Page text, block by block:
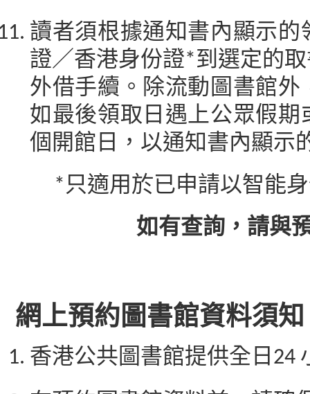
讀者須根據通知書內顯示
證／香港身份證*到選定的
外借手續。除流動圖書館
如最後領取日遇上公眾假
個開館日，以通知書內顯示
*只適用於已申請以智能身
如有查詢，請與
網上預約圖書館資料須知
香港公共圖書館提供全日24